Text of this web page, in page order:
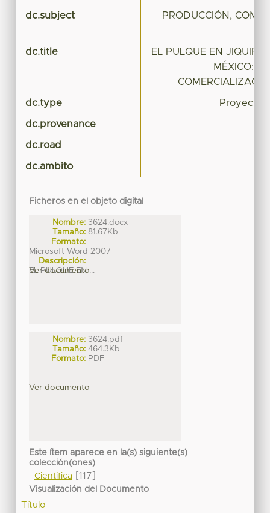
dc.subject PRODUCCIÓN,
dc.title
EL PULQUE EN
MÉXICO:
dc.type Proyecto
dc.provenance
dc.road
dc.ambito
Ficheros en el objeto digital
Nombre: 3624.docx
Tamaño: 81.67Kb
Formato:
Microsoft Word 2007
Descripción:
EL PULQUE EN ...
Ver documento
Nombre: 3624.pdf
Tamaño: 464.3Kb
Formato: PDF
Ver documento
Este ítem aparece en la(s) siguiente(s)
colección(ones)
Científica[117]
Visualización del Documento
Título